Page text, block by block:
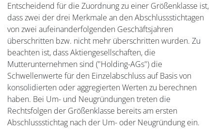
Entscheidend für die Zuordnung zu einer Größenklasse ist,
dass zwei der drei Merkmale an den Abschlussstichtagen
von zwei aufeinanderfolgenden Geschäftsjahren
überschritten bzw. nicht mehr überschritten wurden. Zu
beachten ist, dass Aktiengesellschaften, die
Mutterunternehmen sind ("Holding-AGs") die
Schwellenwerte für den Einzelabschluss auf Basis von
konsolidierten oder aggregierten Werten zu berechnen
haben. Bei Um- und Neugründungen treten die
Rechtsfolgen der Größenklasse bereits am ersten
Abschlussstichtag nach der Um- oder Neugründung ein.